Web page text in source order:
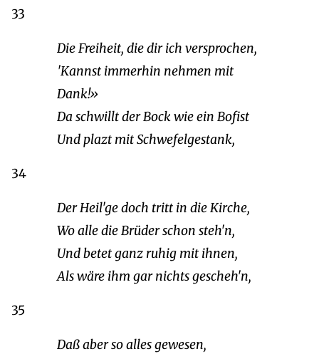
33
Die Freiheit, die dir ich versprochen,
'Kannst immerhin nehmen mit
Dank!»
Da schwillt der Bock wie ein Bofist
Und plazt mit Schwefelgestank,
34
Der Heil'ge doch tritt in die Kirche,
Wo alle die Brüder schon steh'n,
Und betet ganz ruhig mit ihnen,
Als wäre ihm gar nichts gescheh'n,
35
Daß aber so alles gewesen,